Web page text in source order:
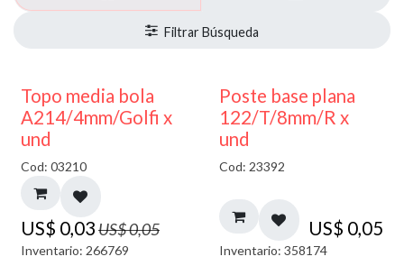
40% DESCUENTO
Topo media bola
A214/4mm/Golfi x
und
Cod: 03210
US$ 0,03US$0,05
Inventario: 266769
Poste base plana
122/T/8mm/R x
und
Cod: 23392
US$ 0,05
Inventario: 358174